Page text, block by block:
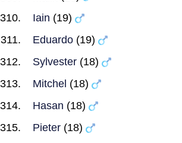
Iain (19)
Eduardo (19)
Sylvester (18)
Mitchel (18)
Hasan (18)
Pieter (18)